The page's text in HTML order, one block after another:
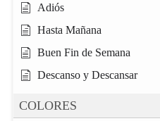
Adiós
Hasta Mañana
Buen Fin de Semana
Descanso y Descansar
COLORES